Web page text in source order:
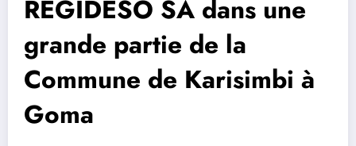
REGIDESO SA dans une
grande partie de la
Commune de Karisimbi à
Goma